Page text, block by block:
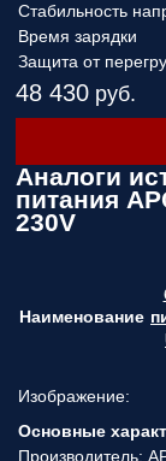
Стабильность
Время зарядки
Защита от
48 430 руб.
Аналоги
питания
230V
Наименование
Изображение:
Основные
Производитель: